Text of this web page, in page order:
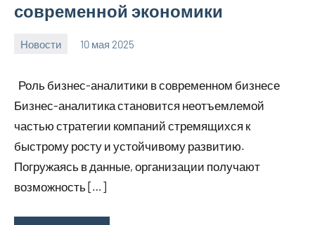
современной экономики
Новости 10 мая 2025
Роль бизнес-аналитики в современном бизнесе
Бизнес-аналитика становится неотъемлемой
частью стратегии компаний стремящихся к
быстрому росту и устойчивому развитию.
Погружаясь в данные, организации получают
возможность […]